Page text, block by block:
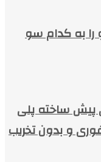
را به کدام سو
پیش ساخته پلی
و بدون تخریب